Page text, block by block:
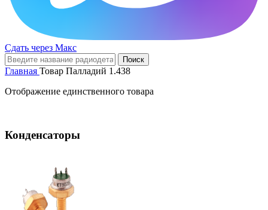
Сдать через Макс
Поиск
Главная Товар Палладий 1.438
Отображение единственного товара
Конденсаторы